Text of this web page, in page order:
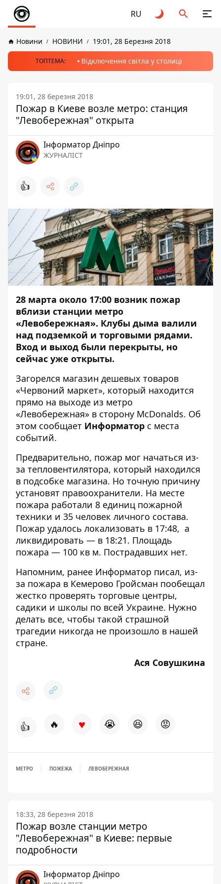
RU
Новини НОВИНИ 19:01, 28 Березня 2018
ТОПТЕМА: Відключення світла у столиці
19:01, 28 березня 2018
Пожар в Киеве возле метро: станция
"Левобережная" открыта
Інформатор Дніпро
ЖУРНАЛІСТ
👍
28 марта около 17:00 возник пожар
вблизи станции метро
«Левобережная». Клубы дыма валили
над подземкой и торговыми рядами.
Вход и выход были перекрыты, но
сейчас уже открыты.
Загорелся магазин дешевых товаров
«Червоний маркет», который находится
прямо на выходе из метро
«Левобережная» в сторону McDonalds. Об
этом сообщает Информатор с места
событий.
Предварительно, пожар мог начаться из-
за тепловентилятора, который находился
в подсобке магазина. Но точную причину
установят правоохранители. На месте
пожара работали 8 единиц пожарной
техники и 35 человек личного состава.
Пожар удалось локализовать в 17:48, а
ликвидировать — в 18:21. Площадь
пожара — 100 кв м. Пострадавших нет.
Напомним, ранее Информатор писал, из-
за пожара в Кемерово Гройсман пообещал
жестко проверять торговые центры,
садики и школы по всей Украине. Нужно
делать все, чтобы такой страшной
трагедии никогда не произошло в нашей
стране.
Ася Совушкина
👍 🔥 ♥ 😭 😆 😡
МЕТРО ПОЖЕЖА ЛЕВОБЕРЕЖНАЯ
18:33, 28 березня 2018
Пожар возле станции метро
"Левобережная" в Киеве: первые
подробности
Інформатор Дніпро